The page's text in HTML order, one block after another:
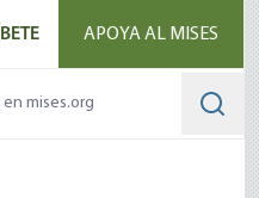
APOYA AL MISES